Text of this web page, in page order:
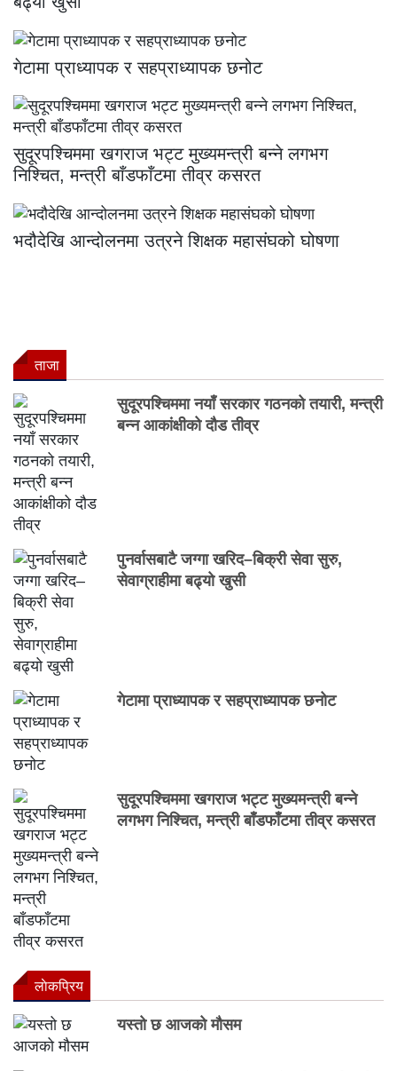
गेटामा प्राध्यापक र सहप्राध्यापक छनोट
सुदूरपश्चिममा खगराज भट्ट मुख्यमन्त्री बन्ने लगभग
निश्चित, मन्त्री बाँडफाँटमा तीव्र कसरत
भदौदेखि आन्दोलनमा उत्रने शिक्षक महासंघको घोषणा
ताजा
सुदूरपश्चिममा नयाँ सरकार गठनको तयारी, मन्त्री
बन्न आकांक्षीको दौड तीव्र
पुनर्वासबाटै जग्गा खरिद–बिक्री सेवा सुरु,
सेवाग्राहीमा बढ्यो खुसी
गेटामा प्राध्यापक र सहप्राध्यापक छनोट
सुदूरपश्चिममा खगराज भट्ट मुख्यमन्त्री बन्ने
लगभग निश्चित, मन्त्री बाँडफाँटमा तीव्र कसरत
लाेकप्रिय
यस्तो छ आजको मौसम